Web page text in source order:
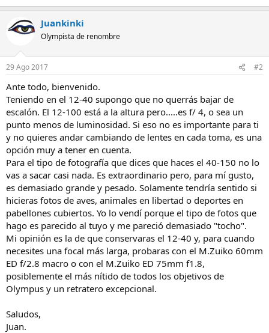
Juankinki
Olympista de renombre
29 Ago 2017 #2
Ante todo, bienvenido.
Teniendo en el 12-40 supongo que no querrás bajar de
escalón. El 12-100 está a la altura pero.....es f/ 4, o sea un
punto menos de luminosidad. Si eso no es importante para ti
y no quieres andar cambiando de lentes en cada toma, es una
opción muy a tener en cuenta.
Para el tipo de fotografía que dices que haces el 40-150 no lo
vas a sacar casi nada. Es extraordinario pero, para mí gusto,
es demasiado grande y pesado. Solamente tendría sentido si
hicieras fotos de aves, animales en libertad o deportes en
pabellones cubiertos. Yo lo vendí porque el tipo de fotos que
hago es parecido al tuyo y me pareció demasiado "tocho".
Mi opinión es la de que conservaras el 12-40 y, para cuando
necesites una focal más larga, probaras con el M.Zuiko 60mm
ED f/2.8 macro o con el M.Zuiko ED 75mm f1.8,
posiblemente el más nítido de todos los objetivos de
Olympus y un retratero excepcional.
Saludos,
Juan.